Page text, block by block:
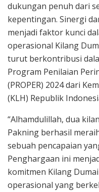
dukungan penuh dari
kepentingan. Sinergi
menjadi faktor kunci
operasional Kilang
turut berkontribusi
Program Penilaian
(PROPER) 2024 dari
(KLH) Republik
“Alhamdulillah, dua
Pakning berhasil
sebuah pencapaian
Penghargaan ini
komitmen Kilang
operasional yang